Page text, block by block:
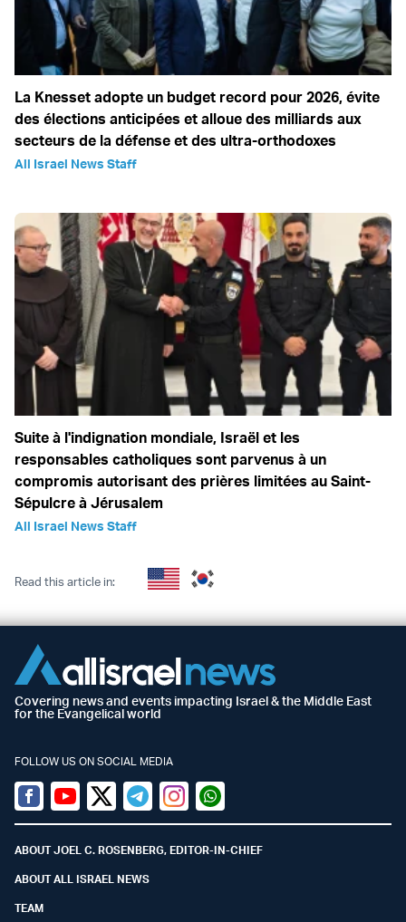
La Knesset adopte un budget record pour 2026, évite
des élections anticipées et alloue des milliards aux
secteurs de la défense et des ultra-orthodoxes
All Israel News Staff
Suite à l'indignation mondiale, Israël et les
responsables catholiques sont parvenus à un
compromis autorisant des prières limitées au Saint-
Sépulcre à Jérusalem
All Israel News Staff
Read this article in:
Covering news and events impacting Israel & the Middle East
for the Evangelical world
FOLLOW US ON SOCIAL MEDIA
Facebook
YoutubeTwitter (X)
TelegramInstagramWhatsapp
ABOUT JOEL C. ROSENBERG, EDITOR-IN-CHIEF
ABOUT ALL ISRAEL NEWS
TEAM